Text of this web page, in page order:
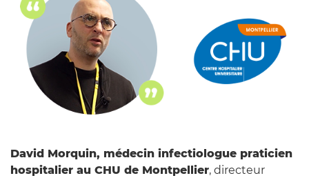
David Morquin, médecin infectiologue praticien
hospitalier au CHU de Montpellier, directeur